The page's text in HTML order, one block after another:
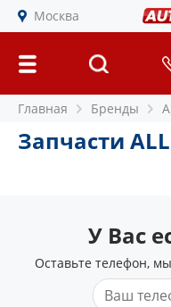
Москва
Главная Бренды
Запчасти
У Вас
Оставьте телефон,